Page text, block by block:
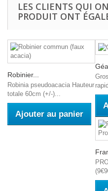
LES CLIENTS QUI
PRODUIT ONT
Robinier...
Robinia pseudoacacia Hauteur
totale 60cm (+/-)...
Ajouter au panier